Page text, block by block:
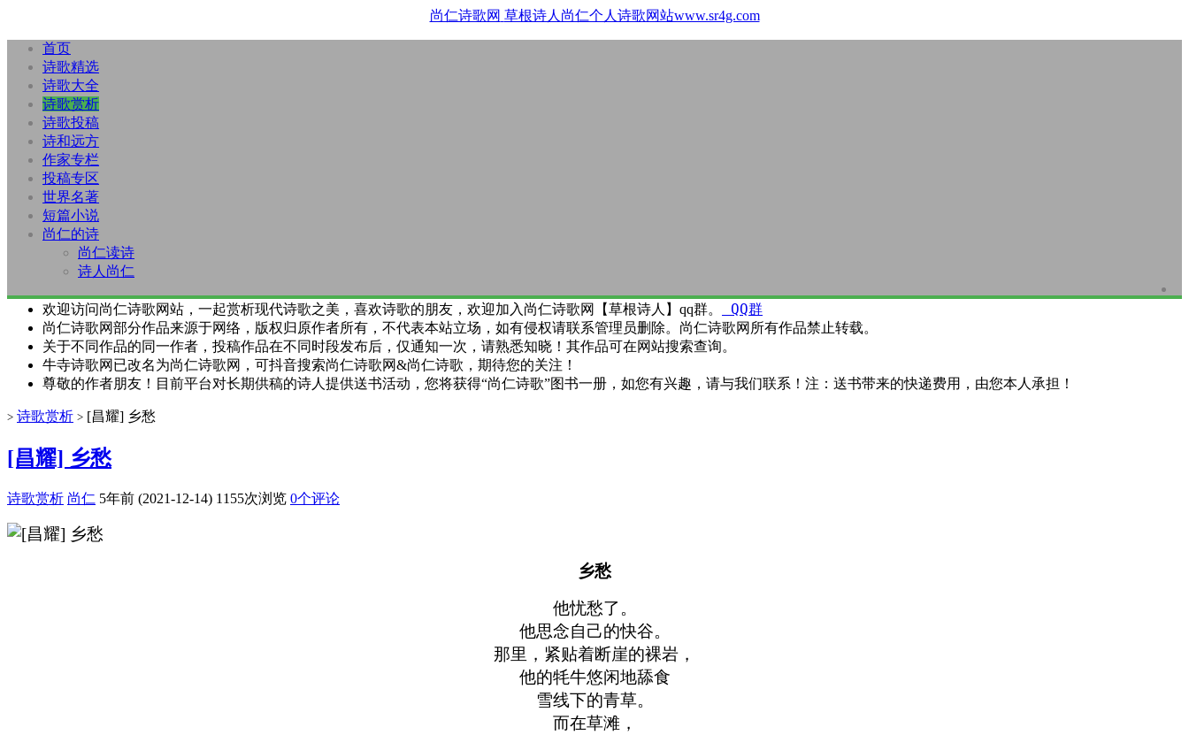
尚仁诗歌网 草根诗人尚仁个人诗歌网站www.sr4g.com
首页
诗歌精选
诗歌大全
诗歌赏析
诗歌投稿
诗和远方
作家专栏
投稿专区
世界名著
短篇小说
尚仁的诗
尚仁读诗
诗人尚仁
欢迎访问尚仁诗歌网站，一起赏析现代诗歌之美，喜欢诗歌的朋友，欢迎加入尚仁诗歌网【草根诗人】qq群。 QQ群
尚仁诗歌网部分作品来源于网络，版权归原作者所有，不代表本站立场，如有侵权请联系管理员删除。尚仁诗歌网所有作品禁止转载。
关于不同作品的同一作者，投稿作品在不同时段发布后，仅通知一次，请熟悉知晓！其作品可在网站搜索查询。
牛寺诗歌网已改名为尚仁诗歌网，可抖音搜索尚仁诗歌网&尚仁诗歌，期待您的关注！
尊敬的作者朋友！目前平台对长期供稿的诗人提供送书活动，您将获得“尚仁诗歌”图书一册，如您有兴趣，请与我们联系！注：送书带来的快递费用，由您本人承担！
> 诗歌赏析 > [昌耀] 乡愁
[昌耀] 乡愁
诗歌赏析 尚仁 5年前 (2021-12-14) 1155次浏览 0个评论
乡愁
他忧愁了。
他思念自己的快谷。
那里，紧贴着断崖的裸岩，
他的牦牛悠闲地舔食
雪线下的青草。
而在草滩，